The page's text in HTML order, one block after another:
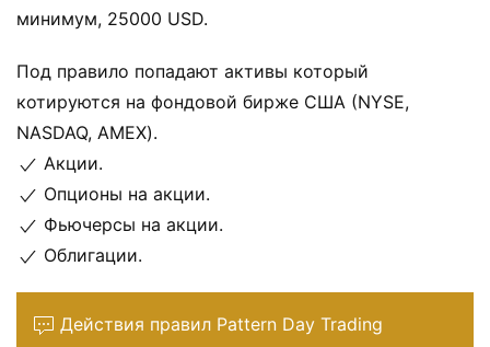
минимум, 25000 USD.
Под правило попадают активы который
котируются на фондовой бирже США (NYSE,
NASDAQ, AMEX).
Акции.
Опционы на акции.
Фьючерсы на акции.
Облигации.
Действия правил Pattern Day Trading